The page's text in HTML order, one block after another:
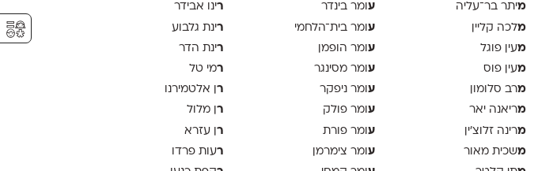
מיתר בר־עליה
מלכה קליין
מעין פוגל
מעין פוס
מרב סלומון
מריאנה יאר
מרינה זלוצ׳ין
משכית מאור
ע ומר בינדר
ע ומר בית־הלחמי
ע ומר הופמן
ע ומר מסינגר
ע ומר ניפקר
ע ומר פולק
ע ומר פורת
ע ומר צימרמן
רינו אבידר
רינת גלבוע
רינת הדר
רמי טל
רן אלטמירנו
רן מלול
רן עזרא
רעות פרדו
⚥︎